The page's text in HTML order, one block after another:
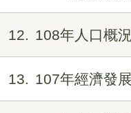
12 108年人口概
13 107年經濟發